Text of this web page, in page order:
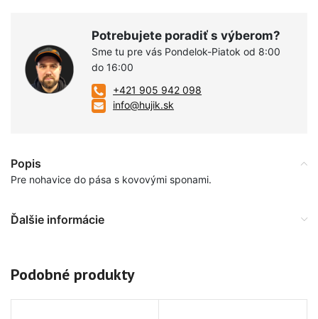
Potrebujete poradiť s výberom?
Sme tu pre vás Pondelok-Piatok od 8:00
do 16:00
+421 905 942 098
info@hujik.sk
Popis
Pre nohavice do pása s kovovými sponami.
Ďalšie informácie
Podobné produkty